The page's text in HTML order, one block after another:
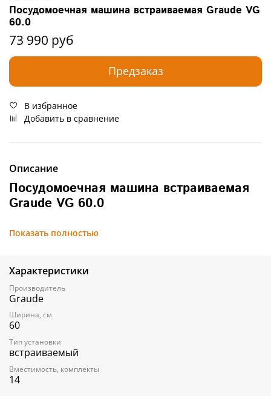
Посудомоечная машина встраиваемая Graude VG
60.0
73 990 руб
Предзаказ
В избранное
Добавить в сравнение
Описание
Посудомоечная машина встраиваемая
Graude VG 60.0
Подсветка Hi-brightness light
Класс эффективности сушки: А
Расход воды за цикл: 11 л
Вместимость: 14 комплектов посуды
4 программ
Уровень шума: 49 дБ
Верхний короб, регулируемый по высоте
Поддон для столовых приборов Ergo Tray
Программа Power Wash
Показать полностью
Характеристики
Производитель
Graude
Ширина, см
60
Тип установки
встраиваемый
Вместимость, комплекты
14